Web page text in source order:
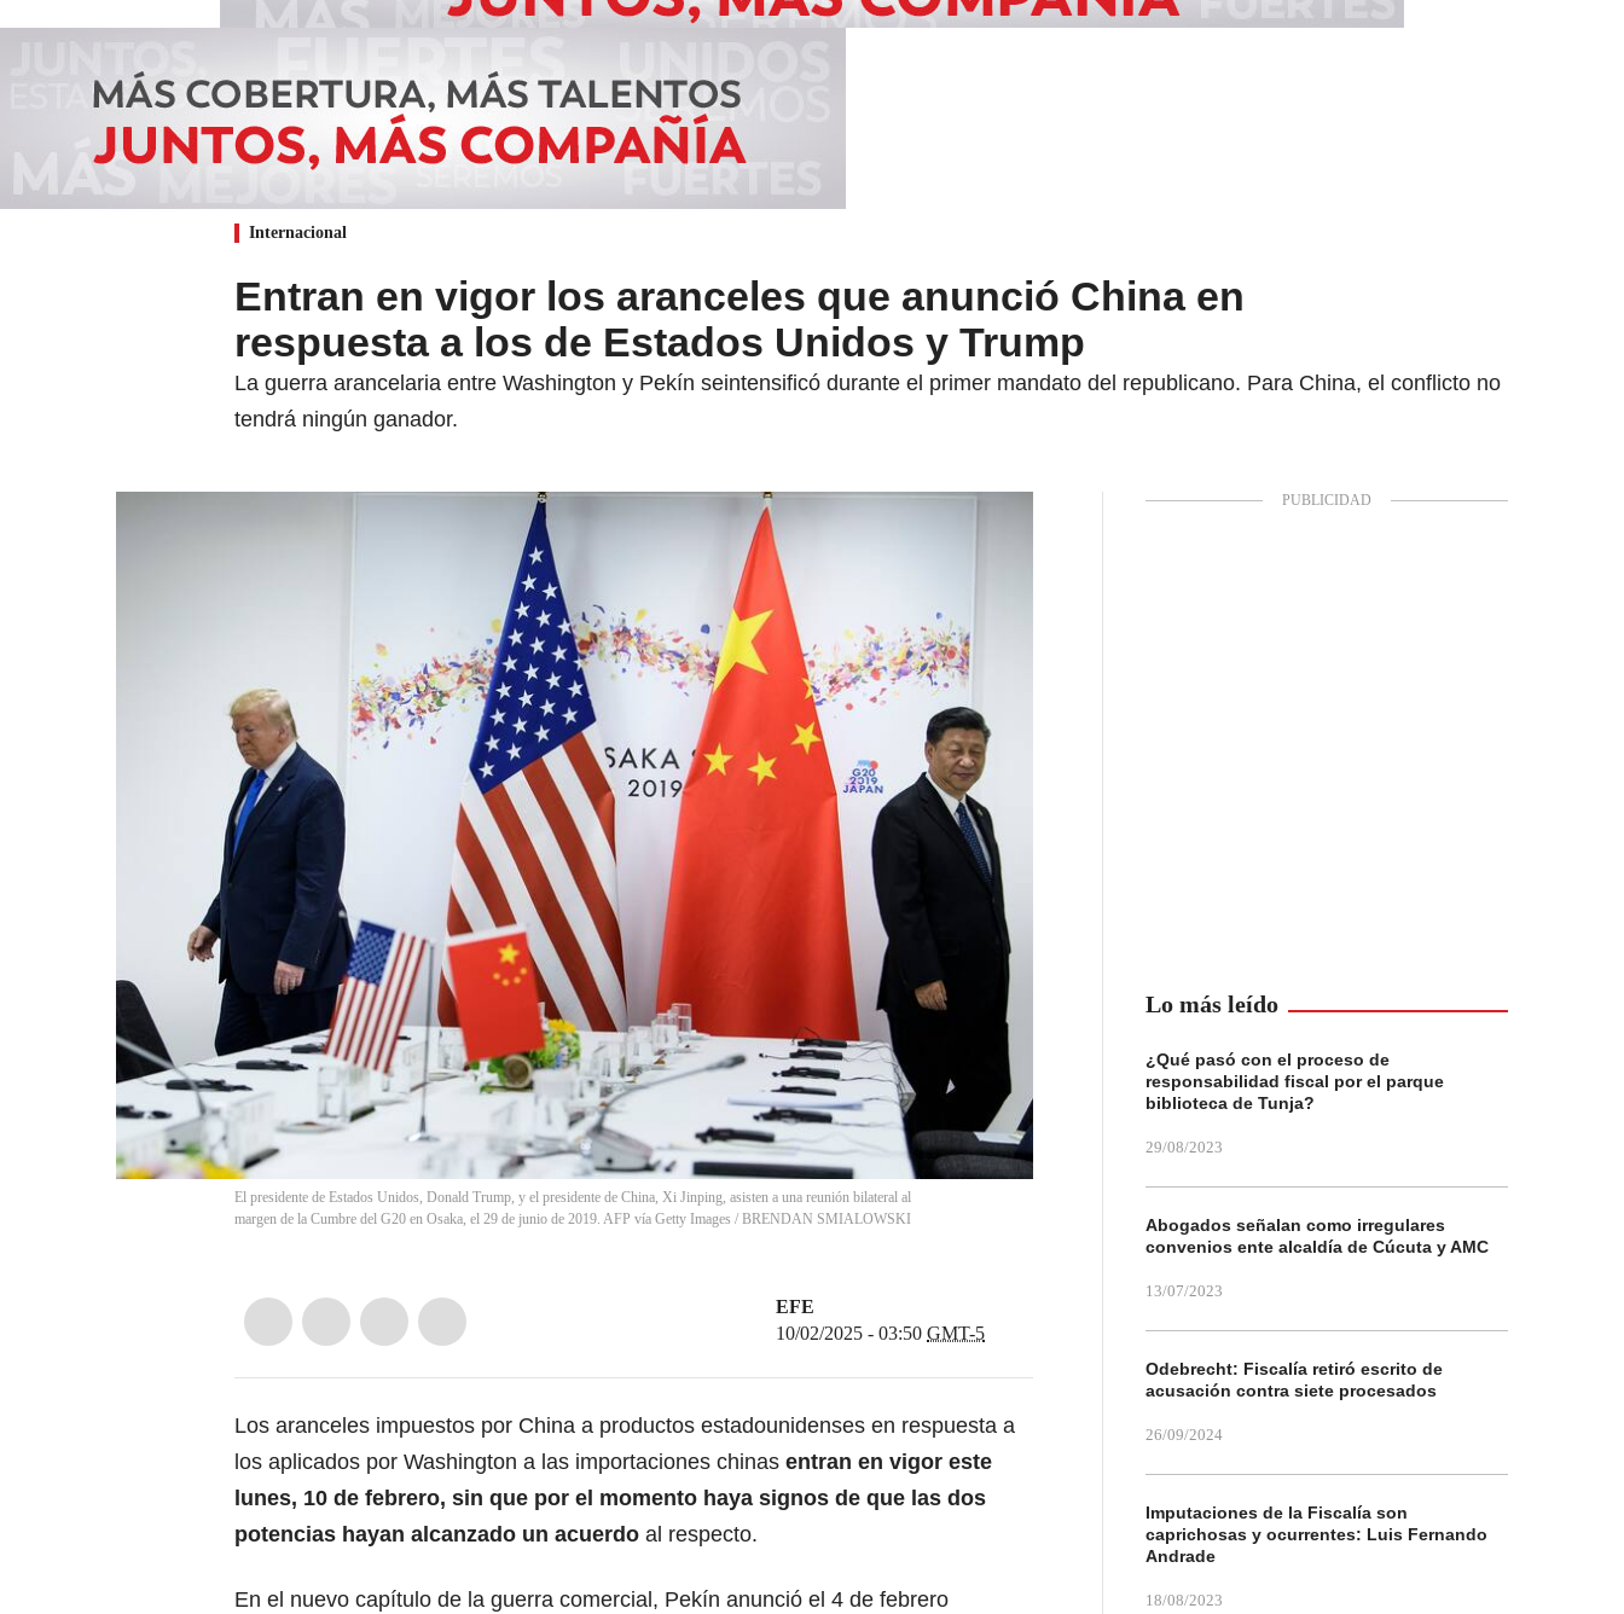
Internacional
Entran en vigor los aranceles que anunció China en
respuesta a los de Estados Unidos y Trump
La guerra arancelaria entre Washington y Pekín seintensificó durante el primer mandato del republicano. Para China, el conflicto no
tendrá ningún ganador.
El presidente de Estados Unidos, Donald Trump, y el presidente de China, Xi Jinping, asisten a una reunión bilateral al
margen de la Cumbre del G20 en Osaka, el 29 de junio de 2019. AFP vía Getty Images / BRENDAN SMIALOWSKI
EFE
10/02/2025 - 03:50 GMT-5
Los aranceles impuestos por China a productos estadounidenses en respuesta a
los aplicados por Washington a las importaciones chinas entran en vigor este
lunes, 10 de febrero, sin que por el momento haya signos de que las dos
potencias hayan alcanzado un acuerdo al respecto.
En el nuevo capítulo de la guerra comercial, Pekín anunció el 4 de febrero
Lo más leído
¿Qué pasó con el proceso de
responsabilidad fiscal por el parque
biblioteca de Tunja?
29/08/2023
Abogados señalan como irregulares
convenios ente alcaldía de Cúcuta y AMC
13/07/2023
Odebrecht: Fiscalía retiró escrito de
acusación contra siete procesados
26/09/2024
Imputaciones de la Fiscalía son
caprichosas y ocurrentes: Luis Fernando
Andrade
18/08/2023